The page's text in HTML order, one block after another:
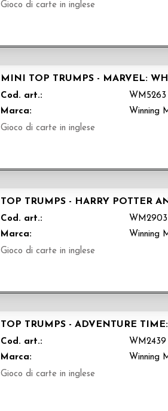
Gioco di carte in inglese
MINI TOP TRUMPS - MARVEL:
Cod. art.:
WM5263
Marca:
Winning
Gioco di carte in inglese
TOP TRUMPS - HARRY POTTER
Cod. art.:
WM2903
Marca:
Winning
Gioco di carte in inglese
TOP TRUMPS - ADVENTURE
Cod. art.:
WM2439
Marca:
Winning
Gioco di carte in inglese